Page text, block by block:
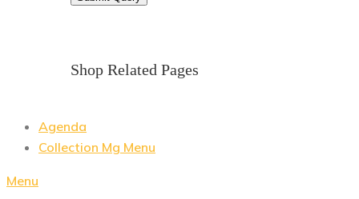
Shop Related Pages
Agenda
Collection Mg Menu
Menu